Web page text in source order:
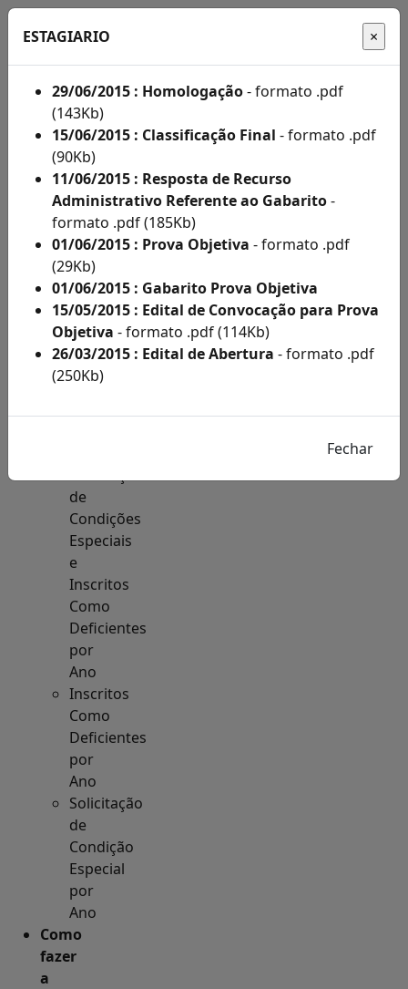
Início
Administração
Concursos
Concursos
Acompanhe
aqui
editais
de
Condições
Especiais
e
Inscritos
Como
Deficientes
por
Ano
Inscritos
Como
Deficientes
por
Ano
Solicitação
de
Condição
Especial
por
Ano
Como
fazer
a
ESTAGIARIO
29/06/2015 : Homologação- formato .pdf
(143Kb)
15/06/2015 : Classificação Final - formato .pdf
(90Kb)
11/06/2015 : Resposta de Recurso
Administrativo Referente ao Gabarito-
formato .pdf (185Kb)
01/06/2015 : Prova Objetiva - formato .pdf
(29Kb)
01/06/2015 : Gabarito Prova Objetiva
15/05/2015 : Edital de Convocação para Prova
Objetiva - formato .pdf (114Kb)
26/03/2015 : Edital de Abertura - formato .pdf
(250Kb)